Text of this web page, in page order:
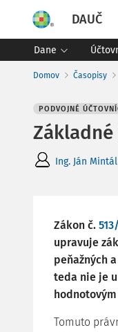
DAUČ
Dane
Domov Časopisy
PODVOJNÉ
Ing. Ján Mintál
Zákon č.
upravuje
peňažných
teda nie je
Tomuto